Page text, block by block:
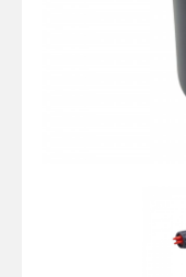
Малый
Оснащение
Автономное